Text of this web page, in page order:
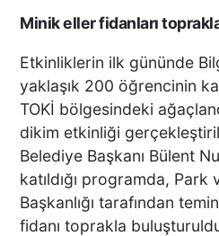
Minik eller fidanları
Etkinliklerin ilk gününde
yaklaşık 200 öğrencinin
TOKİ bölgesindeki
dikim etkinliği
Belediye Başkanı Bülent
katıldığı programda, Park
Başkanlığı tarafından
fidanı toprakla